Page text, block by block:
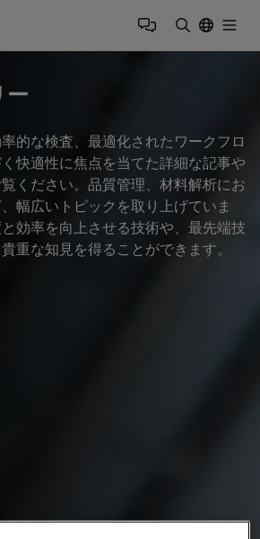
ー
的な検査、最適化されたワークフロ
快適性に焦点を当てた詳細な記事や
ください。品質管理、材料解析にお
幅広いトピックを取り上げていま
効率を向上させる技術や、最先端技
重な知見を得ることができます。